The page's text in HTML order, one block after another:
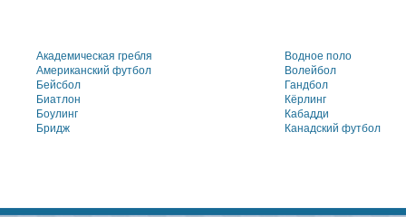
Академическая гребля
Американский футбол
Бейсбол
Биатлон
Боулинг
Бридж
Водное поло
Волейбол
Гандбол
Кёрлинг
Кабадди
Канадский футбол